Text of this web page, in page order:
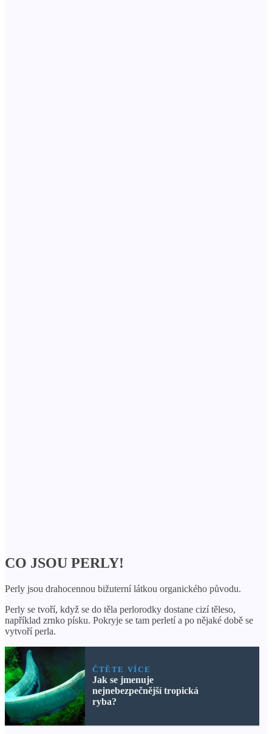
CO JSOU PERLY!
Perly jsou drahocennou bižuterní látkou organického původu.
Perly se tvoří, když se do těla perlorodky dostane cizí těleso,
například zrnko písku. Pokryje se tam perletí a po nějaké době se
vytvoří perla.
ČTĚTE VÍCE
Jak se jmenuje
nejnebezpečnější tropická
ryba?